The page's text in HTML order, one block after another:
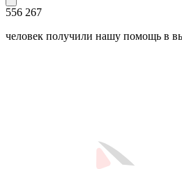
556 267
человек получили нашу помощь в